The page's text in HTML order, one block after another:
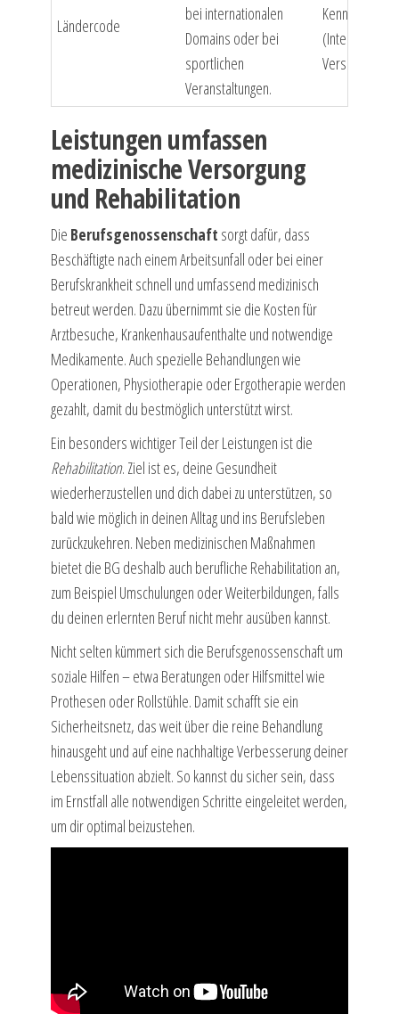
Ländercode
bei internationalen
Domains oder bei
sportlichen
Veranstaltungen.
Kennzeichnung
(Internet,
Versand)
Leistungen umfassen
medizinische Versorgung
und Rehabilitation
Die Berufsgenossenschaft sorgt dafür, dass
Beschäftigte nach einem Arbeitsunfall oder bei einer
Berufskrankheit schnell und umfassend medizinisch
betreut werden. Dazu übernimmt sie die Kosten für
Arztbesuche, Krankenhausaufenthalte und notwendige
Medikamente. Auch spezielle Behandlungen wie
Operationen, Physiotherapie oder Ergotherapie werden
gezahlt, damit du bestmöglich unterstützt wirst.
Ein besonders wichtiger Teil der Leistungen ist die
Rehabilitation. Ziel ist es, deine Gesundheit
wiederherzustellen und dich dabei zu unterstützen, so
bald wie möglich in deinen Alltag und ins Berufsleben
zurückzukehren. Neben medizinischen Maßnahmen
bietet die BG deshalb auch berufliche Rehabilitation an,
zum Beispiel Umschulungen oder Weiterbildungen, falls
du deinen erlernten Beruf nicht mehr ausüben kannst.
Nicht selten kümmert sich die Berufsgenossenschaft um
soziale Hilfen – etwa Beratungen oder Hilfsmittel wie
Prothesen oder Rollstühle. Damit schafft sie ein
Sicherheitsnetz, das weit über die reine Behandlung
hinausgeht und auf eine nachhaltige Verbesserung deiner
Lebenssituation abzielt. So kannst du sicher sein, dass
im Ernstfall alle notwendigen Schritte eingeleitet werden,
um dir optimal beizustehen.